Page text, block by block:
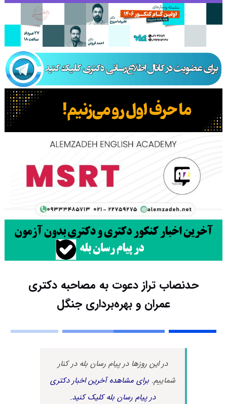
حدنصاب تراز دعوت به مصاحبه دکتری
عمران و بهره‌برداری جنگل
در این روزها در پیام رسان بله در کنار
شماییم.برای مشاهده آخرین اخبار دکتری
در پیام رسان بله کلیک کنید.